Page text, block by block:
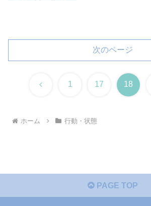
次のページ
前 1 17 18
ホーム 行動・状態
PAGE TOP